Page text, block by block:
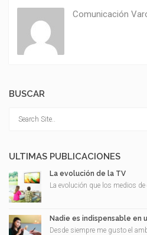
Comunicación
BUSCAR
ULTIMAS PUBLICACIONES
La evolución de la TV
La evolución que los medios
Nadie es indispensable en
Desde siempre me gusto el